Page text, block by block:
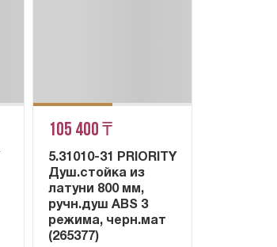
105 400 ₸
5.31010-31 PRIORITY
Душ.стойка из
латуни 800 мм,
ручн.душ ABS 3
режима, черн.мат
(265377)